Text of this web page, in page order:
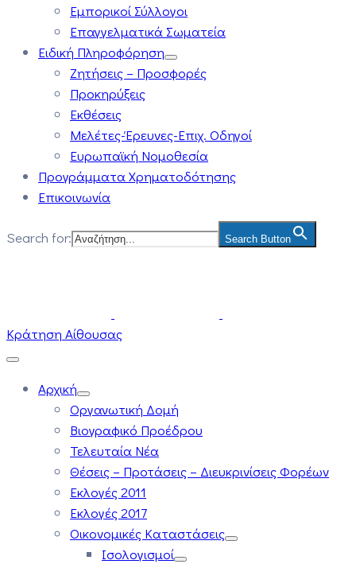
Εμπορικοί Σύλλογοι
Επαγγελματικά Σωματεία
Ειδική Πληροφόρηση
Ζητήσεις – Προσφορές
Προκηρύξεις
Εκθέσεις
Μελέτες-Έρευνες-Επιχ. Οδηγοί
Ευρωπαϊκή Νομοθεσία
Προγράμματα Χρηματοδότησης
Επικοινωνία
Search for: Search Button
Κράτηση Αίθουσας
Αρχική
Οργανωτική Δομή
Βιογραφικό Προέδρου
Τελευταία Νέα
Θέσεις – Προτάσεις – Διευκρινίσεις Φορέων
Εκλογές 2011
Εκλογές 2017
Οικονομικές Καταστάσεις
Ισολογισμοί